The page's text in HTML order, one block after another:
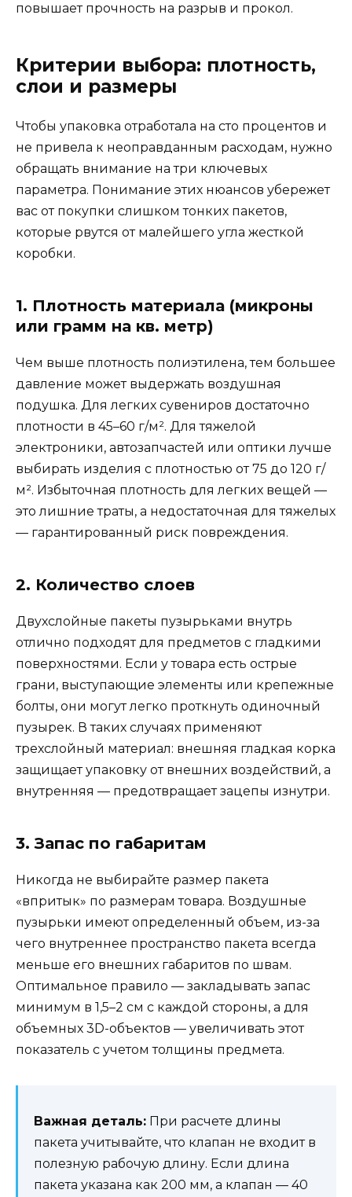
повышает прочность на разрыв и прокол.
Критерии выбора: плотность,
слои и размеры
Чтобы упаковка отработала на сто процентов и
не привела к неоправданным расходам, нужно
обращать внимание на три ключевых
параметра. Понимание этих нюансов убережет
вас от покупки слишком тонких пакетов,
которые рвутся от малейшего угла жесткой
коробки.
1. Плотность материала (микроны
или грамм на кв. метр)
Чем выше плотность полиэтилена, тем большее
давление может выдержать воздушная
подушка. Для легких сувениров достаточно
плотности в 45–60 г/м². Для тяжелой
электроники, автозапчастей или оптики лучше
выбирать изделия с плотностью от 75 до 120 г/
м². Избыточная плотность для легких вещей —
это лишние траты, а недостаточная для тяжелых
— гарантированный риск повреждения.
2. Количество слоев
Двухслойные пакеты пузырьками внутрь
отлично подходят для предметов с гладкими
поверхностями. Если у товара есть острые
грани, выступающие элементы или крепежные
болты, они могут легко проткнуть одиночный
пузырек. В таких случаях применяют
трехслойный материал: внешняя гладкая корка
защищает упаковку от внешних воздействий, а
внутренняя — предотвращает зацепы изнутри.
3. Запас по габаритам
Никогда не выбирайте размер пакета
«впритык» по размерам товара. Воздушные
пузырьки имеют определенный объем, из-за
чего внутреннее пространство пакета всегда
меньше его внешних габаритов по швам.
Оптимальное правило — закладывать запас
минимум в 1,5–2 см с каждой стороны, а для
объемных 3D-объектов — увеличивать этот
показатель с учетом толщины предмета.
Важная деталь: При расчете длины
пакета учитывайте, что клапан не входит в
полезную рабочую длину. Если длина
пакета указана как 200 мм, а клапан — 40